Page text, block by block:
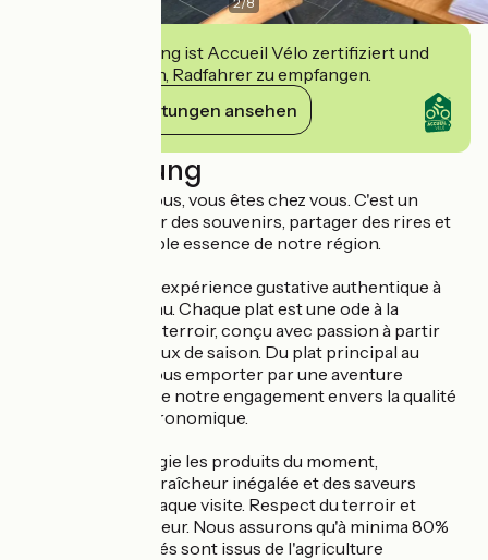
Diese Einrichtung ist Accueil Vélo zertifiziert und
verpflichtet sich, Radfahrer zu empfangen.
Ihre Verpflichtungen ansehen
Beschreibung
Vous êtes chez nous, vous êtes chez vous. C'est un
endroit pour créer des souvenirs, partager des rires et
déguster la véritable essence de notre région.
Plongez dans une expérience gustative authentique à
travers notre menu. Chaque plat est une ode à la
richesse de notre terroir, conçu avec passion à partir
d'ingrédients locaux de saison. Du plat principal au
dessert, laissez-vous emporter par une aventure
culinaire qui reflète notre engagement envers la qualité
et la tradition bistronomique.
Notre chef privilégie les produits du moment,
garantissant une fraîcheur inégalée et des saveurs
authentiques à chaque visite. Respect du terroir et
créativité à l'honneur. Nous assurons qu'à minima 80%
des produits utilisés sont issus de l'agriculture